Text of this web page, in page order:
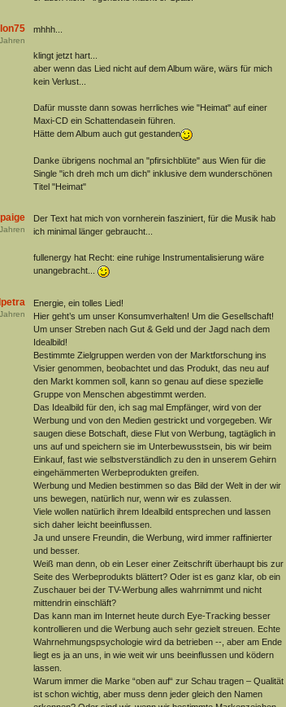
Jahren
mhhh...
klingt jetzt hart...
aber wenn das Lied nicht auf dem Album wäre, wärs für mich
kein Verlust...
Dafür musste dann sowas herrliches wie "Heimat" auf einer
Maxi-CD ein Schattendasein führen.
Hätte dem Album auch gut gestanden
Danke übrigens nochmal an "pfirsichblüte" aus Wien für die
Single "ich dreh mch um dich" inklusive dem wunderschönen
Titel "Heimat"
Jahren
Der Text hat mich von vornherein fasziniert, für die Musik hab
ich minimal länger gebraucht...
fullenergy hat Recht: eine ruhige Instrumentalisierung wäre
unangebracht...
Jahren
Energie, ein tolles Lied!
Hier geht’s um unser Konsumverhalten! Um die Gesellschaft!
Um unser Streben nach Gut & Geld und der Jagd nach dem
Idealbild!
Bestimmte Zielgruppen werden von der Marktforschung ins
Visier genommen, beobachtet und das Produkt, das neu auf
den Markt kommen soll, kann so genau auf diese spezielle
Gruppe von Menschen abgestimmt werden.
Das Idealbild für den, ich sag mal Empfänger, wird von der
Werbung und von den Medien gestrickt und vorgegeben. Wir
saugen diese Botschaft, diese Flut von Werbung, tagtäglich in
uns auf und speichern sie im Unterbewusstsein, bis wir beim
Einkauf, fast wie selbstverständlich zu den in unserem Gehirn
eingehämmerten Werbeprodukten greifen.
Werbung und Medien bestimmen so das Bild der Welt in der wir
uns bewegen, natürlich nur, wenn wir es zulassen.
Viele wollen natürlich ihrem Idealbild entsprechen und lassen
sich daher leicht beeinflussen.
Ja und unsere Freundin, die Werbung, wird immer raffinierter
und besser.
Weiß man denn, ob ein Leser einer Zeitschrift überhaupt bis zur
Seite des Werbeprodukts blättert? Oder ist es ganz klar, ob ein
Zuschauer bei der TV-Werbung alles wahrnimmt und nicht
mittendrin einschläft?
Das kann man im Internet heute durch Eye-Tracking besser
kontrollieren und die Werbung auch sehr gezielt streuen. Echte
Wahrnehmungspsychologie wird da betrieben --, aber am Ende
liegt es ja an uns, in wie weit wir uns beeinflussen und ködern
lassen.
Warum immer die Marke “oben auf“ zur Schau tragen – Qualität
ist schon wichtig, aber muss denn jeder gleich den Namen